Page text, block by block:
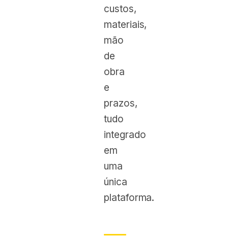
custos,
materiais,
mão
de
obra
e
prazos,
tudo
integrado
em
uma
única
plataforma.